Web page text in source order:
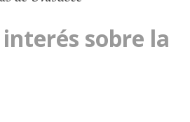
interés sobre la